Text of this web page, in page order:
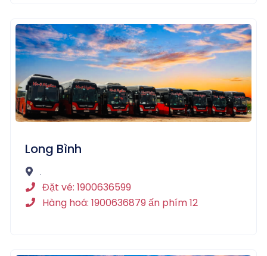
Long Bình
.
Đặt vé: 1900636599
Hàng hoá: 1900636879 ấn phím 12